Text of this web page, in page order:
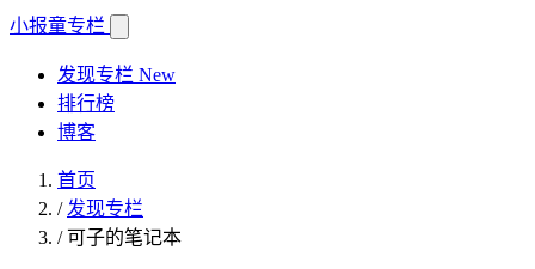
小报童专栏
发现专栏 New
排行榜
博客
首页
/ 发现专栏
/可子的笔记本